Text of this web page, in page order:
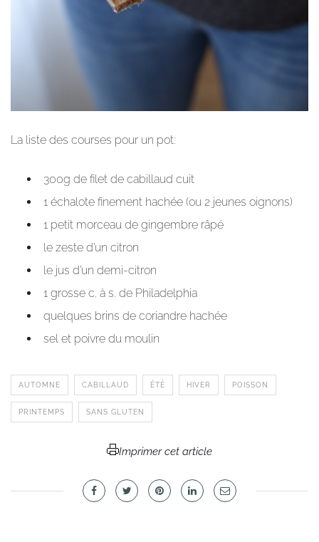
La liste des courses pour un pot:
300g de filet de cabillaud cuit
1 échalote finement hachée (ou 2 jeunes oignons)
1 petit morceau de gingembre râpé
le zeste d’un citron
le jus d’un demi-citron
1 grosse c. à s. de Philadelphia
quelques brins de coriandre hachée
sel et poivre du moulin
AUTOMNE CABILLAUD ÉTÉ HIVER POISSON
PRINTEMPS SANS GLUTEN
Imprimer cet article